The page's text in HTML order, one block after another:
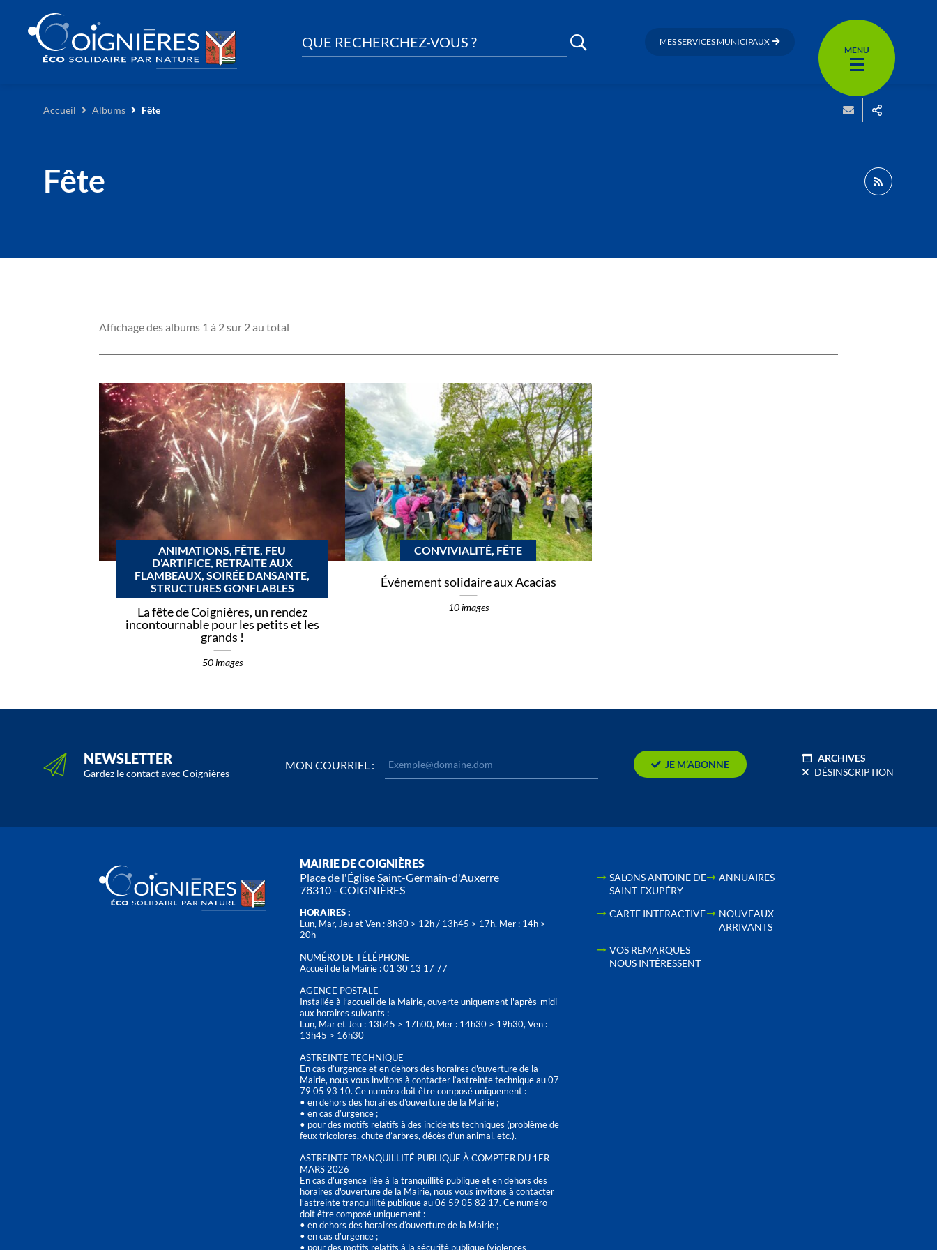
QUE RECHERCHEZ-VOUS ? MES SERVICES MUNICIPAUX
MENU
Accueil Albums Fête
Fête
Affichage des albums 1 à 2 sur 2 au total
ANIMATIONS, FÊTE, FEU
D'ARTIFICE, RETRAITE AUX
FLAMBEAUX, SOIRÉE DANSANTE,
STRUCTURES GONFLABLES
La fête de Coignières, un rendez
incontournable pour les petits et les
grands !
50 images
CONVIVIALITÉ, FÊTE
Événement solidaire aux Acacias
10 images
NEWSLETTER
Gardez le contact avec Coignières
MON COURRIEL : JE M’ABONNE
ARCHIVES
DÉSINSCRIPTION
MAIRIE DE COIGNIÈRES
Place de l'Église Saint-Germain-d'Auxerre
78310 - COIGNIÈRES
HORAIRES :
Lun, Mar, Jeu et Ven : 8h30 > 12h / 13h45 > 17h, Mer : 14h >
20h
NUMÉRO DE TÉLÉPHONE
Accueil de la Mairie : 01 30 13 17 77
AGENCE POSTALE
Installée à l’accueil de la Mairie, ouverte uniquement l'après-midi
aux horaires suivants :
Lun, Mar et Jeu : 13h45 > 17h00, Mer : 14h30 > 19h30, Ven :
13h45 > 16h30
ASTREINTE TECHNIQUE
En cas d’urgence et en dehors des horaires d'ouverture de la
Mairie, nous vous invitons à contacter l’astreinte technique au 07
79 05 93 10. Ce numéro doit être composé uniquement :
• en dehors des horaires d’ouverture de la Mairie ;
• en cas d’urgence ;
• pour des motifs relatifs à des incidents techniques (problème de
feux tricolores, chute d’arbres, décès d’un animal, etc.).
ASTREINTE TRANQUILLITÉ PUBLIQUE À COMPTER DU 1ER
MARS 2026
En cas d’urgence liée à la tranquillité publique et en dehors des
horaires d'ouverture de la Mairie, nous vous invitons à contacter
l’astreinte tranquillité publique au 06 59 05 82 17. Ce numéro
doit être composé uniquement :
• en dehors des horaires d’ouverture de la Mairie ;
• en cas d’urgence ;
• pour des motifs relatifs à la sécurité publique (violences
SALONS ANTOINE DE
SAINT-EXUPÉRY
ANNUAIRES
CARTE INTERACTIVE
NOUVEAUX
ARRIVANTS
VOS REMARQUES
NOUS INTÉRESSENT